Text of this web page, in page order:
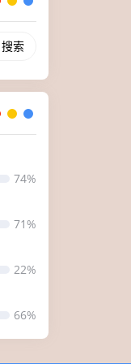
74%
71%
22%
66%